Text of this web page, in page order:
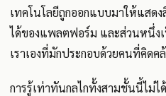
เทคโนโลยีถูกออกแบบมาให้แสด
ได้ของแพลตฟอร์ม และส่วนหนึ่งเ
เราเองที่มักประกอบด้วยคนที่คิดค
การรู้เท่าทันกลไกทั้งสามชั้นนี้ไม่ไ